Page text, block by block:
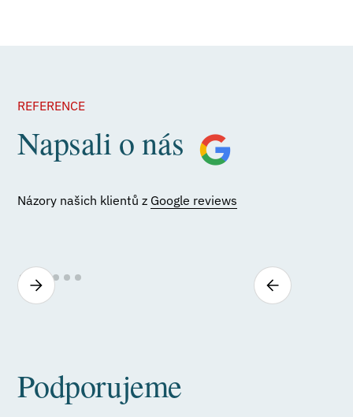
REFERENCE
Napsali o nás
Názory našich klientů z Google reviews
Podporujeme